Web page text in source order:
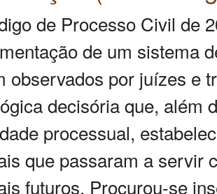
de Processo Civil de
de um sistema
observados por juízes e
decisória que, além
processual,
que passaram a servir
futuros. Procurou-se